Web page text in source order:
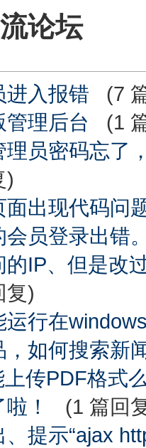
论坛
进入报错 (7
理后台 (1
员密码忘了
)
出现代码问
员登录出错
IP、但是改
)
行在
，如何搜索新
传PDF格式
！
(1 篇回
提示“ajax